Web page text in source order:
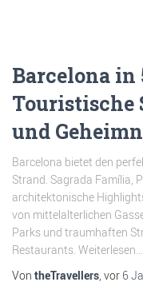
Barcelona
Touristische
und
Barcelona bietet den
Strand. Sagrada Família,
architektonische
von mittelalterlichen
Parks und traumhaften
Restaurants. Weiterlesen…
Von theTravellers , vor 6